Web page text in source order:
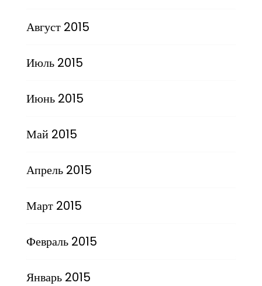
Август 2015
Июль 2015
Июнь 2015
Май 2015
Апрель 2015
Март 2015
Февраль 2015
Январь 2015